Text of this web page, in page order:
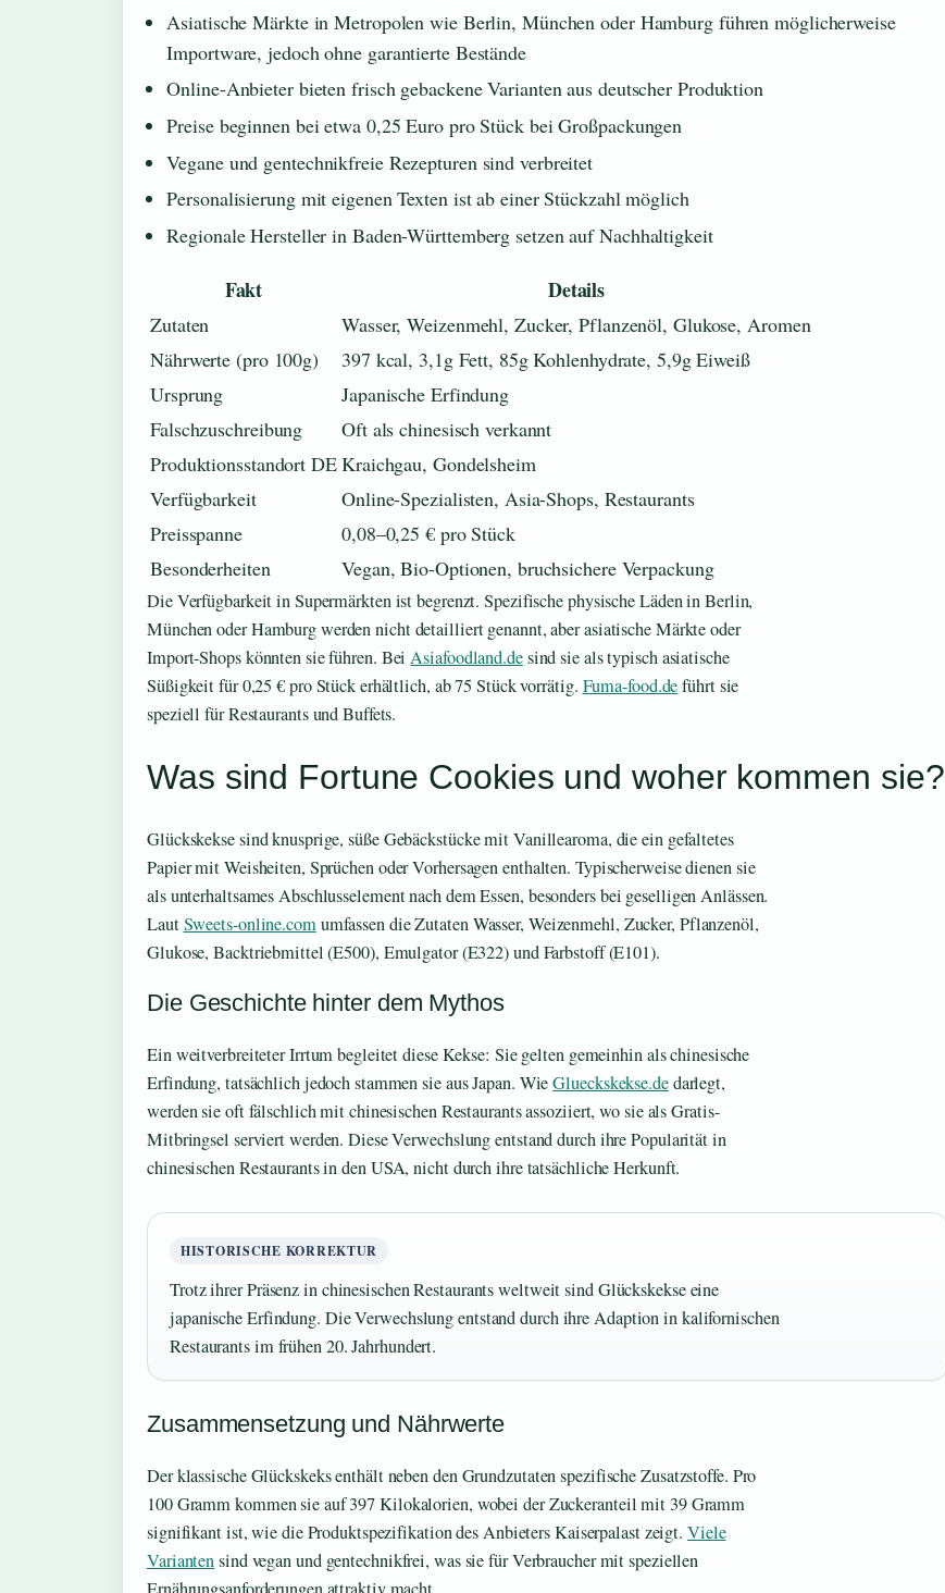
Asiatische Märkte in Metropolen wie Berlin, München oder Hamburg führen möglicherweise
Importware, jedoch ohne garantierte Bestände
Online-Anbieter bieten frisch gebackene Varianten aus deutscher Produktion
Preise beginnen bei etwa 0,25 Euro pro Stück bei Großpackungen
Vegane und gentechnikfreie Rezepturen sind verbreitet
Personalisierung mit eigenen Texten ist ab einer Stückzahl möglich
Regionale Hersteller in Baden-Württemberg setzen auf Nachhaltigkeit
Fakt Details
Zutaten
Wasser, Weizenmehl, Zucker, Pflanzenöl, Glukose, Aromen
Nährwerte (pro 100g)
397 kcal, 3,1g Fett, 85g Kohlenhydrate, 5,9g Eiweiß
Ursprung
Japanische Erfindung
Falschzuschreibung
Oft als chinesisch verkannt
Produktionsstandort DEKraichgau, Gondelsheim
Verfügbarkeit
Online-Spezialisten, Asia-Shops, Restaurants
Preisspanne
0,08–0,25 € pro Stück
Besonderheiten
Vegan, Bio-Optionen, bruchsichere Verpackung
Die Verfügbarkeit in Supermärkten ist begrenzt. Spezifische physische Läden in Berlin,
München oder Hamburg werden nicht detailliert genannt, aber asiatische Märkte oder
Import-Shops könnten sie führen. BeiAsiafoodland.desind sie als typisch asiatische
Süßigkeit für 0,25 € pro Stück erhältlich, ab 75 Stück vorrätig. Fuma-food.deführt sie
speziell für Restaurants und Buffets.
Was sind Fortune Cookies und woher kommen sie?
Glückskekse sind knusprige, süße Gebäckstücke mit Vanillearoma, die ein gefaltetes
Papier mit Weisheiten, Sprüchen oder Vorhersagen enthalten. Typischerweise dienen sie
als unterhaltsames Abschlusselement nach dem Essen, besonders bei geselligen Anlässen.
LautSweets-online.comumfassen die Zutaten Wasser, Weizenmehl, Zucker, Pflanzenöl,
Glukose, Backtriebmittel (E500), Emulgator (E322) und Farbstoff (E101).
Die Geschichte hinter dem Mythos
Ein weitverbreiteter Irrtum begleitet diese Kekse: Sie gelten gemeinhin als chinesische
Erfindung, tatsächlich jedoch stammen sie aus Japan. WieGlueckskekse.dedarlegt,
werden sie oft fälschlich mit chinesischen Restaurants assoziiert, wo sie als Gratis-
Mitbringsel serviert werden. Diese Verwechslung entstand durch ihre Popularität in
chinesischen Restaurants in den USA, nicht durch ihre tatsächliche Herkunft.
HISTORISCHE KORREKTUR
Trotz ihrer Präsenz in chinesischen Restaurants weltweit sind Glückskekse eine
japanische Erfindung. Die Verwechslung entstand durch ihre Adaption in kalifornischen
Restaurants im frühen 20. Jahrhundert.
Zusammensetzung und Nährwerte
Der klassische Glückskeks enthält neben den Grundzutaten spezifische Zusatzstoffe. Pro
100 Gramm kommen sie auf 397 Kilokalorien, wobei der Zuckeranteil mit 39 Gramm
signifikant ist, wie die Produktspezifikation des Anbieters Kaiserpalast zeigt. Viele
Variantensind vegan und gentechnikfrei, was sie für Verbraucher mit speziellen